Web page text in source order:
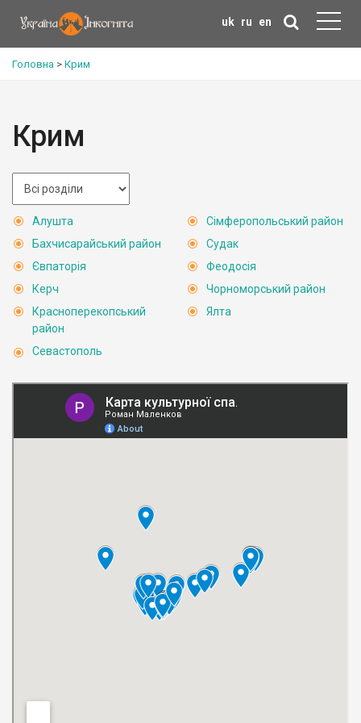
uk ru en
Головна > Крим
Крим
Алушта
Бахчисарайський район
Євпаторія
Керч
Красноперекопський
район
Севастополь
Сімферопольський район
Судак
Феодосія
Чорноморський район
Ялта